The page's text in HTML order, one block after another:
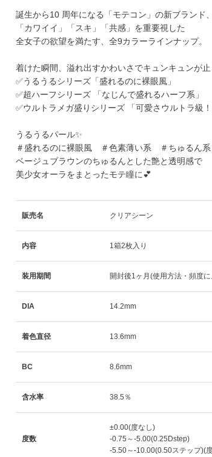
誕生から10 周年になる「モテコン」の新ブランド、
「カワイイ」「スキ」「共感」を重要視した
全女子の欲望を満たす、全9カラーラインナップ。
着けた瞬間、溢れ出すかわいさでキュンキュンが
✅うるうるシリーズ「盛れるのに裸眼風」
✅超ハーフシリーズ 「なじんで盛れるハーフ系」
✅ウルトラメガ盛りシリーズ 「可愛さウルトラ級！
うるうるパール✨
＃盛れるのに裸眼風 ＃色素薄い系 ＃ちゅるん系
ベージュブラウンのちゅるんとした艶と透明感で
美少女オーラをまとったモテ瞳に💕
販売名 クリアシーン
内容 1箱2枚入り
装用期間 開封後1ヶ月(使用方法・頻度
DIA 14.2mm
着色直径 13.6mm
BC 8.6mm
含水率 38.5％
度数
±0.00(度なし)
-0.75～-5.00(0.25Dstep)
-5.50～-10.00(0.50ステップ)(